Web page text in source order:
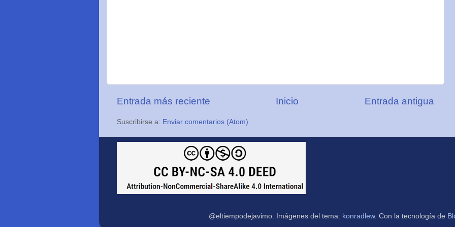
Entrada más reciente Entrada antigua
Inicio
Suscribirse a: Enviar comentarios (Atom)
@eltiempodejavimo. Imágenes del tema: konradlew. Con la tecnología de